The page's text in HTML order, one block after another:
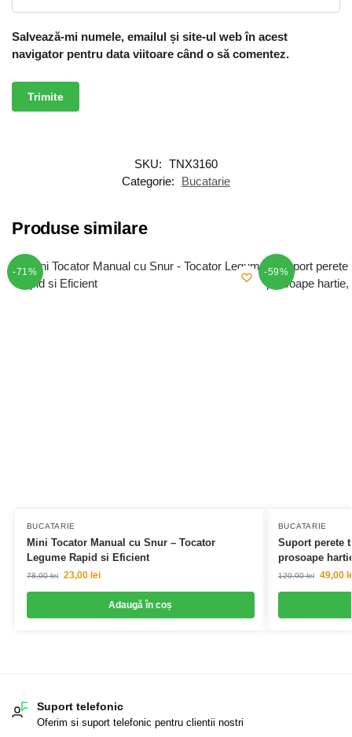
Salvează-mi numele, emailul și site-ul web în acest
navigator pentru data viitoare când o să comentez.
SKU: TNX3160
Categorie:
Bucatarie
Produse similare
-71%
BUCATARIE
Mini Tocator Manual cu Snur – Tocator
Legume Rapid si Eficient
78,00lei 23,00 lei
Adaugă în coș
-59%
BUCATARIE
Suport perete
prosoape
120,00lei 49,00
Suport telefonic
Oferim si suport telefonic pentru clientii nostri